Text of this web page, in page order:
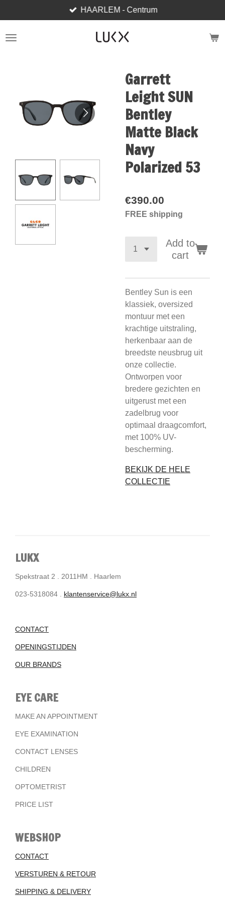
to
main
HAARLEM - Centrum
Garrett
Leight SUN
Bentley
Matte Black
Navy
Polarized 53
€390.00
FREE shipping
Add to
cart
Bentley Sun is een
klassiek, oversized
montuur met een
krachtige uitstraling,
herkenbaar aan de
breedste neusbrug uit
onze collectie.
Ontworpen voor
bredere gezichten en
uitgerust met een
zadelbrug voor
optimaal draagcomfort,
met 100% UV-
bescherming.
BEKIJK DE HELE
COLLECTIE
LUKX
Spekstraat 2 . 2011HM . Haarlem
023-5318084 . klantenservice@lukx.nl
CONTACT
OPENINGSTIJDEN
OUR BRANDS
EYE CARE
MAKE AN APPOINTMENT
EYE EXAMINATION
CONTACT LENSES
CHILDREN
OPTOMETRIST
PRICE LIST
WEBSHOP
CONTACT
VERSTUREN & RETOUR
SHIPPING & DELIVERY